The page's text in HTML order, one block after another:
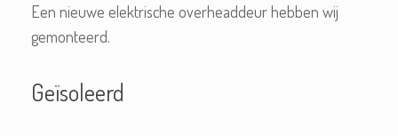
Een nieuwe elektrische overheaddeur hebben wij
gemonteerd.
Geïsoleerd